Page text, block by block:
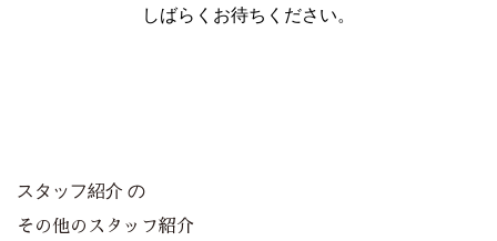
しばらくお待ちください。
スタッフ紹介 の
その他のスタッフ紹介